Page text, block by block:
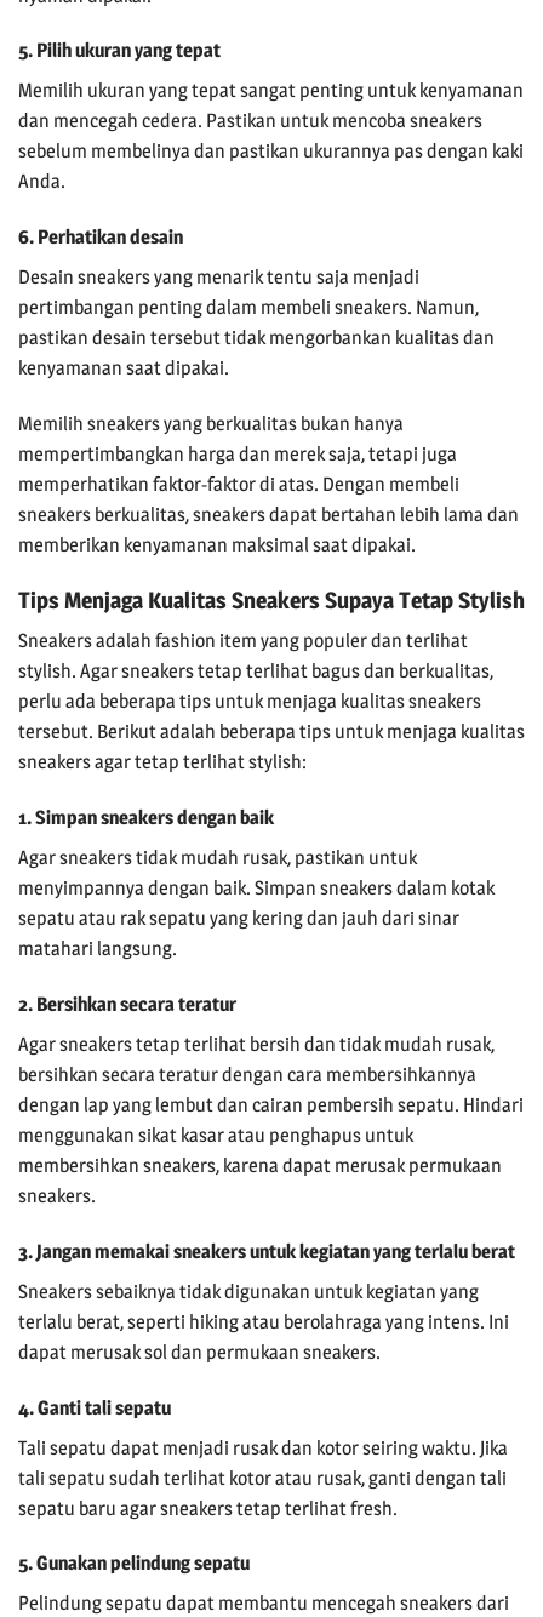
5. Pilih ukuran yang tepat
Memilih ukuran yang tepat sangat penting untuk kenyamanan
dan mencegah cedera. Pastikan untuk mencoba sneakers
sebelum membelinya dan pastikan ukurannya pas dengan kaki
Anda.
6. Perhatikan desain
Desain sneakers yang menarik tentu saja menjadi
pertimbangan penting dalam membeli sneakers. Namun,
pastikan desain tersebut tidak mengorbankan kualitas dan
kenyamanan saat dipakai.
Memilih sneakers yang berkualitas bukan hanya
mempertimbangkan harga dan merek saja, tetapi juga
memperhatikan faktor-faktor di atas. Dengan membeli
sneakers berkualitas, sneakers dapat bertahan lebih lama dan
memberikan kenyamanan maksimal saat dipakai.
Tips Menjaga Kualitas Sneakers Supaya Tetap Stylish
Sneakers adalah fashion item yang populer dan terlihat
stylish. Agar sneakers tetap terlihat bagus dan berkualitas,
perlu ada beberapa tips untuk menjaga kualitas sneakers
tersebut. Berikut adalah beberapa tips untuk menjaga kualitas
sneakers agar tetap terlihat stylish:
1. Simpan sneakers dengan baik
Agar sneakers tidak mudah rusak, pastikan untuk
menyimpannya dengan baik. Simpan sneakers dalam kotak
sepatu atau rak sepatu yang kering dan jauh dari sinar
matahari langsung.
2. Bersihkan secara teratur
Agar sneakers tetap terlihat bersih dan tidak mudah rusak,
bersihkan secara teratur dengan cara membersihkannya
dengan lap yang lembut dan cairan pembersih sepatu. Hindari
menggunakan sikat kasar atau penghapus untuk
membersihkan sneakers, karena dapat merusak permukaan
sneakers.
3. Jangan memakai sneakers untuk kegiatan yang terlalu berat
Sneakers sebaiknya tidak digunakan untuk kegiatan yang
terlalu berat, seperti hiking atau berolahraga yang intens. Ini
dapat merusak sol dan permukaan sneakers.
4. Ganti tali sepatu
Tali sepatu dapat menjadi rusak dan kotor seiring waktu. Jika
tali sepatu sudah terlihat kotor atau rusak, ganti dengan tali
sepatu baru agar sneakers tetap terlihat fresh.
5. Gunakan pelindung sepatu
Pelindung sepatu dapat membantu mencegah sneakers dari